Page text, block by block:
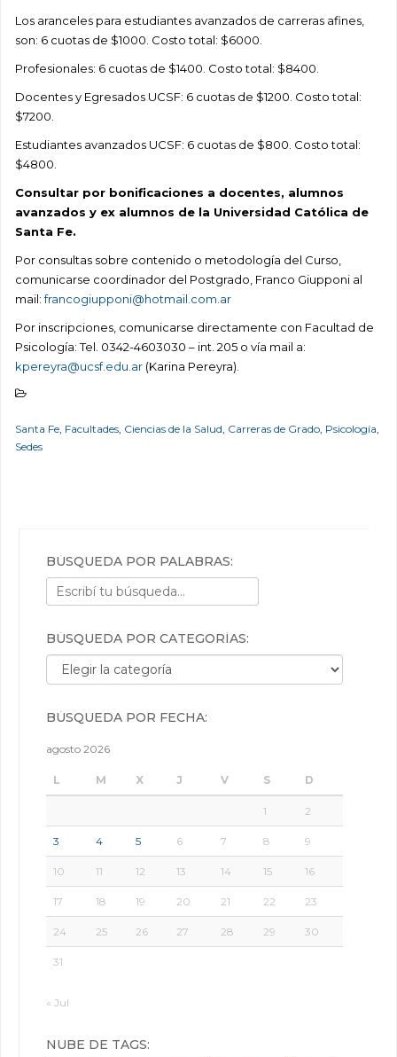
Los aranceles para estudiantes avanzados de carreras afines,
son: 6 cuotas de $1000. Costo total: $6000.
Profesionales: 6 cuotas de $1400. Costo total: $8400.
Docentes y Egresados UCSF: 6 cuotas de $1200. Costo total:
$7200.
Estudiantes avanzados UCSF: 6 cuotas de $800. Costo total:
$4800.
Consultar por bonificaciones a docentes, alumnos
avanzados y ex alumnos de la Universidad Católica de
Santa Fe.
Por consultas sobre contenido o metodología del Curso,
comunicarse coordinador del Postgrado, Franco Giupponi al
mail:francogiupponi@hotmail.com.ar
Por inscripciones, comunicarse directamente con Facultad de
Psicología: Tel. 0342-4603030 – int. 205 o vía mail a:
kpereyra@ucsf.edu.ar (Karina Pereyra).
Santa Fe, Facultades, Ciencias de la Salud, Carreras de Grado, Psicología,
Sedes
BÚSQUEDA POR PALABRAS:
BÚSQUEDA POR CATEGORÍAS:
Búsqueda por categorías:
BÚSQUEDA POR FECHA:
agosto 2026
L M X J V S D
1 2
3 4 5 6 7 8 9
10 11 12 13 14 15 16
17 18 19 20 21 22 23
24 25 26 27 28 29 30
31
« Jul
NUBE DE TAGS: